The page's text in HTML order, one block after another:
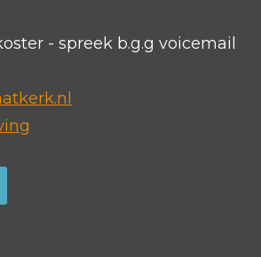
- spreek b.g.g voicemail